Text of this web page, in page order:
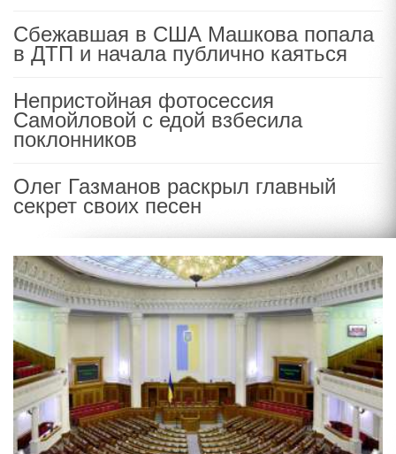
Сбежавшая в США Машкова попала
в ДТП и начала публично каяться
Непристойная фотосессия
Самойловой с едой взбесила
поклонников
Олег Газманов раскрыл главный
секрет своих песен